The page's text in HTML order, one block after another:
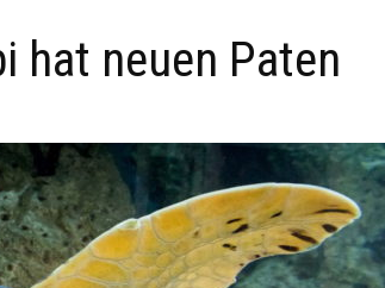
hat neuen Paten